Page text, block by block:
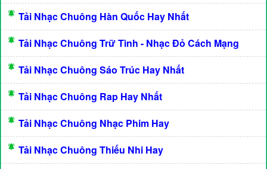
Tải Nhạc Chuông Hàn Quốc Hay Nhất
Tải Nhạc Chuông Trữ Tình - Nhạc Đỏ Cách Mạng
Tải Nhạc Chuông Sáo Trúc Hay Nhất
Tải Nhạc Chuông Rap Hay Nhất
Tải Nhạc Chuông Nhạc Phim Hay
Tải Nhạc Chuông Thiếu Nhi Hay